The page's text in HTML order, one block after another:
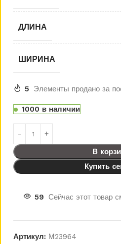
ДЛИНА
ШИРИНА
5 Элементы продано за
1000 в наличии
В
Купить
59 Сейчас этот товар
Артикул: М23964